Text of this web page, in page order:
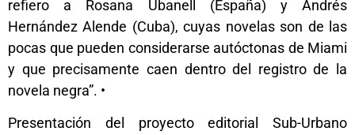
refiero a Rosana Ubanell (España) y Andrés
Hernández Alende (Cuba), cuyas novelas son de las
pocas que pueden considerarse autóctonas de Miami
y que precisamente caen dentro del registro de la
novela negra”. •
Presentación del proyecto editorial Sub-Urbano